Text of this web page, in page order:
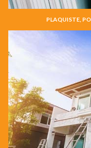
PLAQUISTE,